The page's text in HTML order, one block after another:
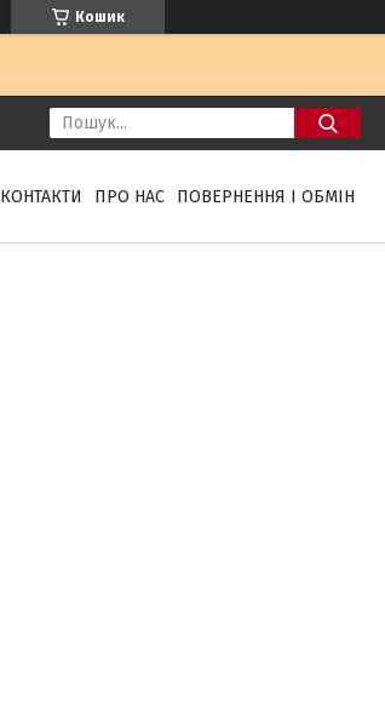
Кошик
КОНТАКТИ ПРО НАС ПОВЕРНЕННЯ І ОБМІН